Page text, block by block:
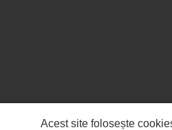
Acest site folosește